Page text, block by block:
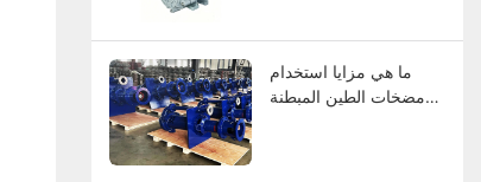
ما هي مزايا استخدام
مضخات الطين المبطنة